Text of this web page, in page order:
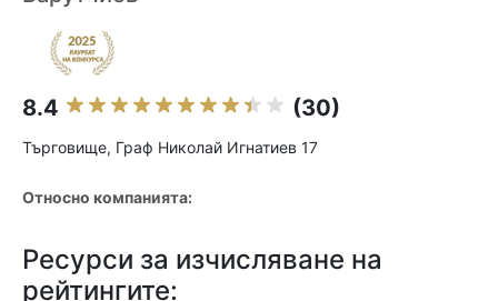
8.4 (30)
Търговище, Граф Николай Игнатиев 17
Относно компанията:
Ресурси за изчисляване на
рейтингите: